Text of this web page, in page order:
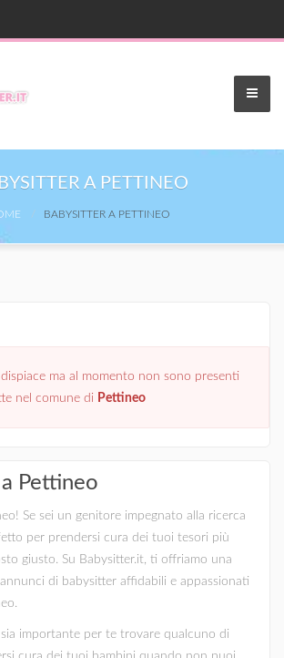
A PETTINEO
BABYSITTER A PETTINEO
ma al momento non sono presenti
nel comune di Pettineo
Pettineo
Se sei un genitore impegnato alla ricerca
per prendersi cura dei tuoi tesori più
giusto. Su Babysitter.it, ti offriamo una
di babysitter affidabili e appassionati
importante per te trovare qualcuno di